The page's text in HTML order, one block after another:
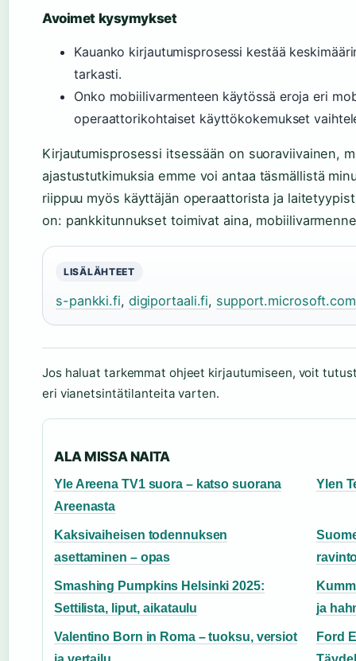
Avoimet kysymykset
Kauanko kirjautumisprosessi kestää
tarkasti.
Onko mobiilivarmenteen käytössä eroja eri
operaattorikohtaiset käyttökokemukset
Kirjautumisprosessi itsessään on suoraviivainen,
ajastustutkimuksia emme voi antaa täsmällistä
riippuu myös käyttäjän operaattorista ja
on: pankkitunnukset toimivat aina,
LISÄLÄHTEET
s-pankki.fi, digiportaali.fi, support.microsoft.com
Jos haluat tarkemmat ohjeet kirjautumiseen, voit
eri vianetsintätilanteita varten.
ALA MISSA NAITA
Yle Areena TV1 suora – katso suorana
Areenasta
Ylen
Kaksivaiheisen todennuksen
asettaminen – opas
Smashing Pumpkins Helsinki 2025:
Settilista, liput, aikataulu
ja
Valentino Born in Roma – tuoksu, versiot
Ford